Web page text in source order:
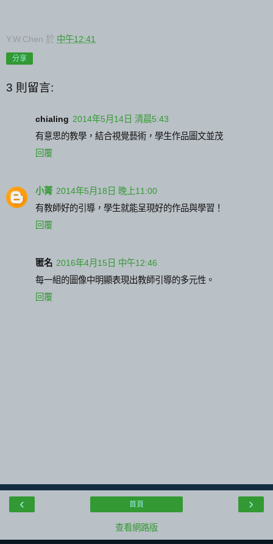
Y.W.Chen 於 中午12:41
分享
3 則留言:
chialing 2014年5月14日 清晨5:43
有意思的教學，結合視覺藝術，學生作品圖文並茂
回覆
小菁 2014年5月18日 晚上11:00
有教師好的引導，學生就能呈現好的作品與學習！
回覆
匿名 2016年4月15日 中午12:46
每一組的圖像中明顯表現出教師引導的多元性。
回覆
‹ ›
首頁
查看網路版